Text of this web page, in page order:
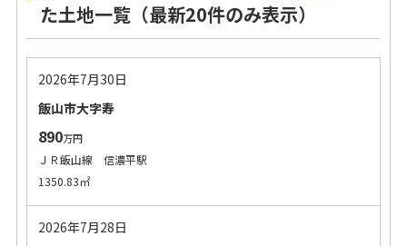
た土地一覧（最新20件のみ表示）
2026年7月30日
飯山市大字寿
890万円
ＪＲ飯山線 信濃平駅
1350.83㎡
2026年7月28日